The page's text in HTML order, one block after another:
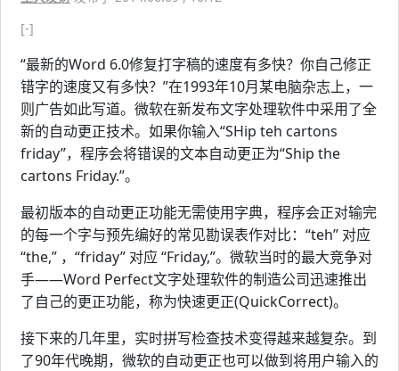
[-]
“最新的Word 6.0修复打字稿的速度有多快？你自己修正
错字的速度又有多快？”在1993年10月某电脑杂志上，一
则广告如此写道。微软在新发布文字处理软件中采用了全
新的自动更正技术。如果你输入“SHip teh cartons
friday”，程序会将错误的文本自动更正为“Ship the
cartons Friday.”。
最初版本的自动更正功能无需使用字典，程序会正对输完
的每一个字与预先编好的常见勘误表作对比：“teh” 对应
“the,” ，“friday” 对应 “Friday,”。微软当时的最大竞争对
手——Word Perfect文字处理软件的制造公司迅速推出
了自己的更正功能，称为快速更正(QuickCorrect)。
接下来的几年里，实时拼写检查技术变得越来越复杂。到
了90年代晚期，微软的自动更正也可以做到将用户输入的